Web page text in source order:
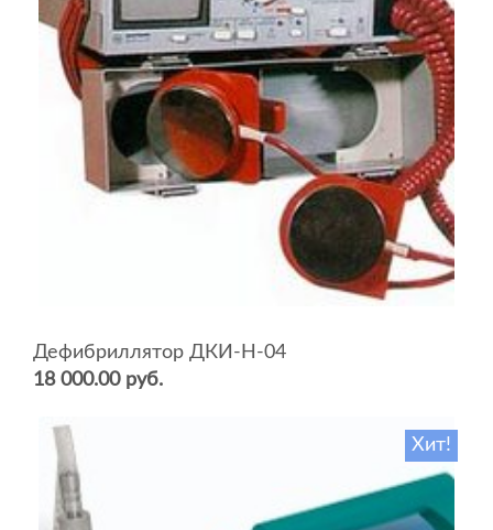
Дефибриллятор ДКИ-Н-04
18 000.00 руб.
Хит!